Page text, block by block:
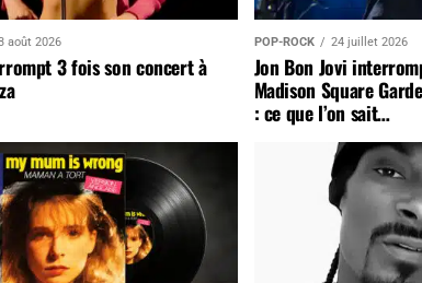
août 2026
3 fois son concert à
POP-ROCK 24 juillet 2026
Jon Bon Jovi
Madison Square
: ce que l’on sait…